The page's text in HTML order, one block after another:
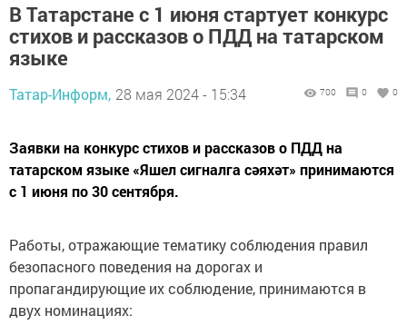
В Татарстане с 1 июня стартует конкурс
стихов и рассказов о ПДД на татарском
языке
Татар-Информ, 28 мая 2024 - 15:34 700 0 0
Заявки на конкурс стихов и рассказов о ПДД на
татарском языке «Яшел сигналга сәяхәт» принимаются
с 1 июня по 30 сентября.
Работы, отражающие тематику соблюдения правил
безопасного поведения на дорогах и
пропагандирующие их соблюдение, принимаются в
двух номинациях: